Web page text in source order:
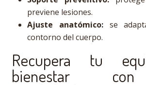
previene lesiones.
Ajuste anatómico:se
contorno del cuerpo.
Recupera tu
bienestar